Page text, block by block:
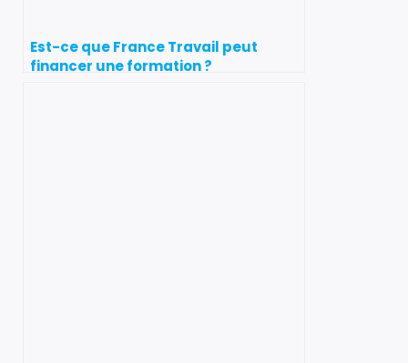
Est-ce que France Travail peut
financer une formation ?